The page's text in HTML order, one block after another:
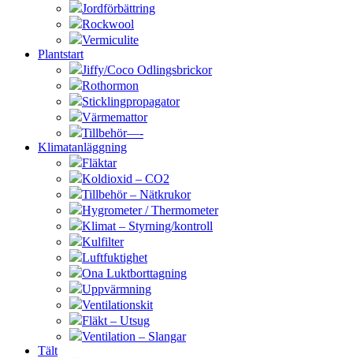
Jordförbättring
Rockwool
Vermiculite
Plantstart
Jiffy/Coco Odlingsbrickor
Rothormon
Sticklingpropagator
Värmemattor
Tillbehör—-
Klimatanläggning
Fläktar
Koldioxid – CO2
Tillbehör – Nätkrukor
Hygrometer / Thermometer
Klimat – Styrning/kontroll
Kulfilter
Luftfuktighet
Ona Luktborttagning
Uppvärmning
Ventilationskit
Fläkt – Utsug
Ventilation – Slangar
Tält